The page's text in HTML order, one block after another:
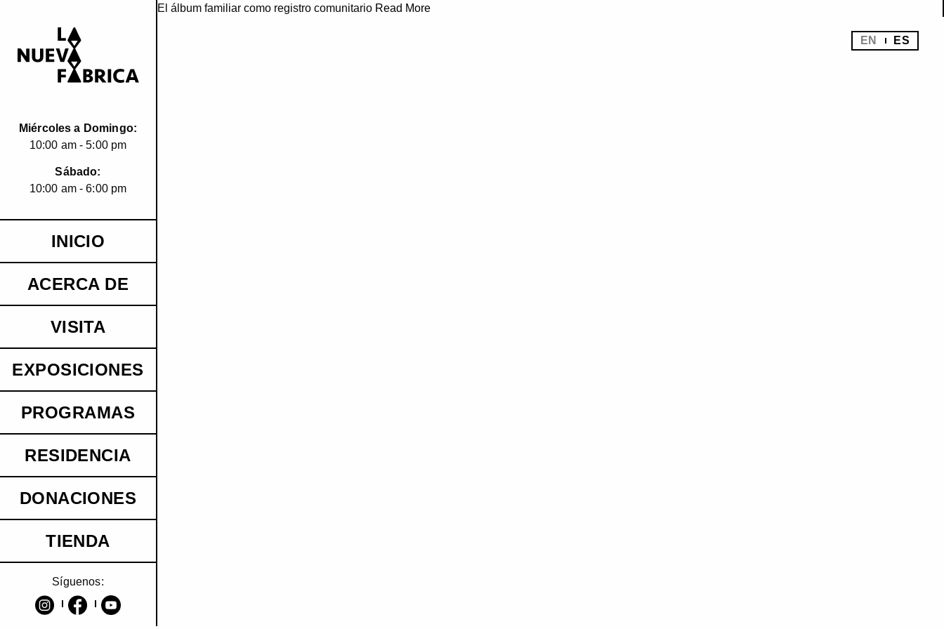
EN ES
Miércoles a Domingo:
10:00 am - 5:00 pm
Sábado:
10:00 am - 6:00 pm
INICIO
ACERCA DE
VISITA
EXPOSICIONES
PROGRAMAS
RESIDENCIA
DONACIONES
TIENDA
Síguenos:
El álbum familiar como registro comunitario Read More